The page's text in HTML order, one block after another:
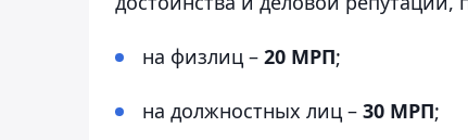
на физлиц – 20 МРП;
на должностных лиц – 30 МРП;